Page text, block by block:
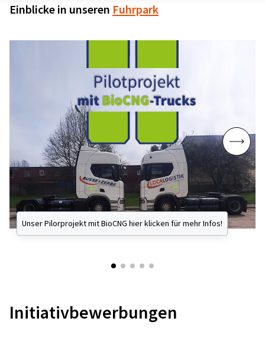
Einblicke in unseren Fuhrpark
Unser Pilorprojekt mit BioCNG hier klicken für mehr Infos!
Initiativbewerbungen